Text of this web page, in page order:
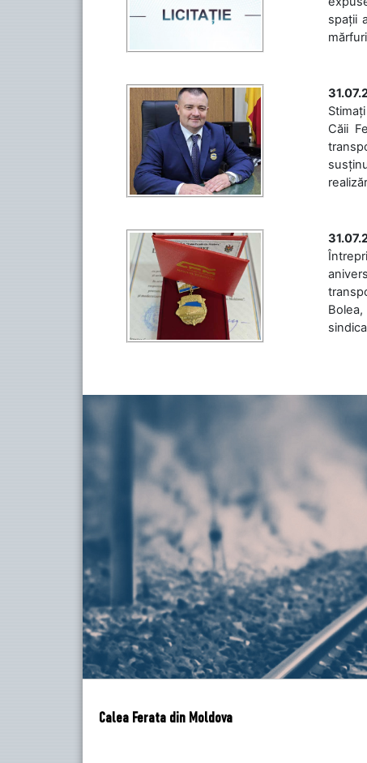
spații
Căii
Calea Ferata din Moldova